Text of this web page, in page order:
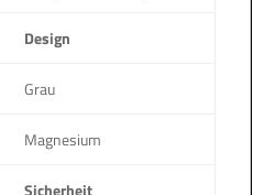
Design
Grau
Magnesium
Sicherheit